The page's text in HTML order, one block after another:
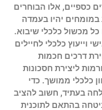
כספיים, אלו הבוחרים
במומחים יהיו בעמדה
מכשול כלכלי שיבוא.
וייעוץ כלכלי לחיילים
דרכים חכמות
ליצירת חסכונות
כלכלי ממושך. כדי
בעתיד, חשוב להציב
בהתאם לתוכנית